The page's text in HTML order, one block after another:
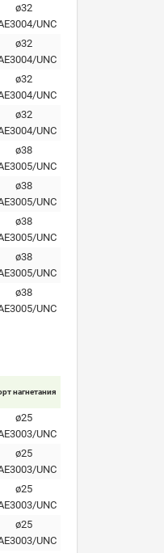
ø32
UNC
ø32
UNC
ø32
UNC
ø32
UNC
ø38
UNC
ø38
UNC
ø38
UNC
ø38
UNC
ø38
UNC
нагнетания
ø25
UNC
ø25
UNC
ø25
UNC
ø25
UNC